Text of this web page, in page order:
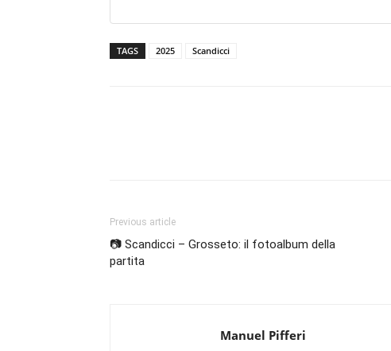
TAGS 2025 Scandicci
Previous article
📷 Scandicci – Grosseto: il fotoalbum della
partita
Manuel Pifferi